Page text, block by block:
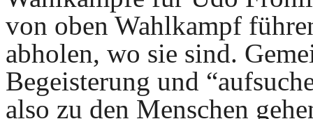
von oben Wahlkampf
abholen, wo sie sind.
Begeisterung und
also zu den Menschen